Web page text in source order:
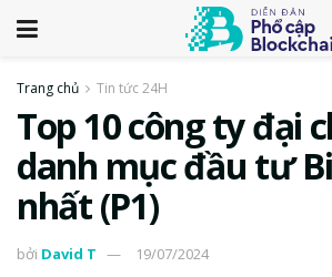
Trang chủ Tin tức 24H
Top 10 công ty đại
danh mục đầu tư
nhất (P1)
bởi David T 19/07/2024